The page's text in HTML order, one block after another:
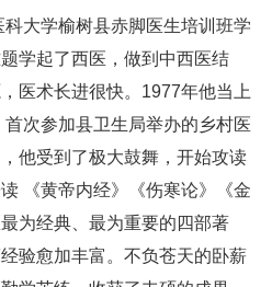
大学榆树县赤脚医生培训班学
学起了西医，做到中西医结
医术长进很快。1977年他当上
次参加县卫生局举办的乡村医
他受到了极大鼓舞，开始攻读
《黄帝内经》《伤寒论》《金
为经典、最为重要的四部著
验愈加丰富。不负苍天的卧薪